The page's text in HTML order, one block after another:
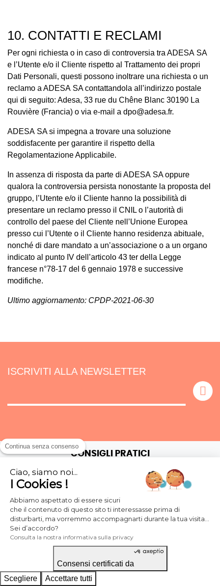
Continua senza consenso
Ciao, siamo noi...
I Cookies !
Abbiamo aspettato di essere sicuri
che il contenuto di questo sito ti interessasse prima di
disturbarti, ma vorremmo accompagnarti durante la tua visita...
Sei d’accordo?
Consulta la nostra informativa sulla privacy
Consensi certificati da
Scegliere
Accettare tutti
10. CONTATTI E RECLAMI
Per ogni richiesta o in caso di controversia tra ADESA SA
e l’Utente e/o il Cliente rispetto al Trattamento dei propri
Dati Personali, questi possono inoltrare una richiesta o un
reclamo a ADESA SA contattandola all’indirizzo postale
qui di seguito: Adesa, 33 rue du Chêne Blanc 30190 La
Rouvière (Francia) o via e-mail a dpo@adesa.fr.
ADESA SA si impegna a trovare una soluzione
soddisfacente per garantire il rispetto della
Regolamentazione Applicabile.
In assenza di risposta da parte di ADESA SA oppure
qualora la controversia persista nonostante la proposta del
gruppo, l’Utente e/o il Cliente hanno la possibilità di
presentare un reclamo presso il CNIL o l’autorità di
controllo del paese del Cliente nell’Unione Europea
presso cui l’Utente o il Cliente hanno residenza abituale,
nonché di dare mandato a un’associazione o a un organo
indicato al punto IV dell’articolo 43 ter della Legge
francese n°78-17 del 6 gennaio 1978 e successive
modifiche.
Ultimo aggiornamento: CPDP-2021-06-30
ISCRIVITI ALLA NEWSLETTER
CONSIGLI PRATICI
CARTE E MATERIALI
PREPARE IL FILE
CONTROLLO DEL FILE
TEMPISTICHE E SPEDIZIONI
CONSIGLI PER L’APPLICAZIONE
GUIDA AL SENSO DI USCITA
LA NOSTRA STAMPERIA